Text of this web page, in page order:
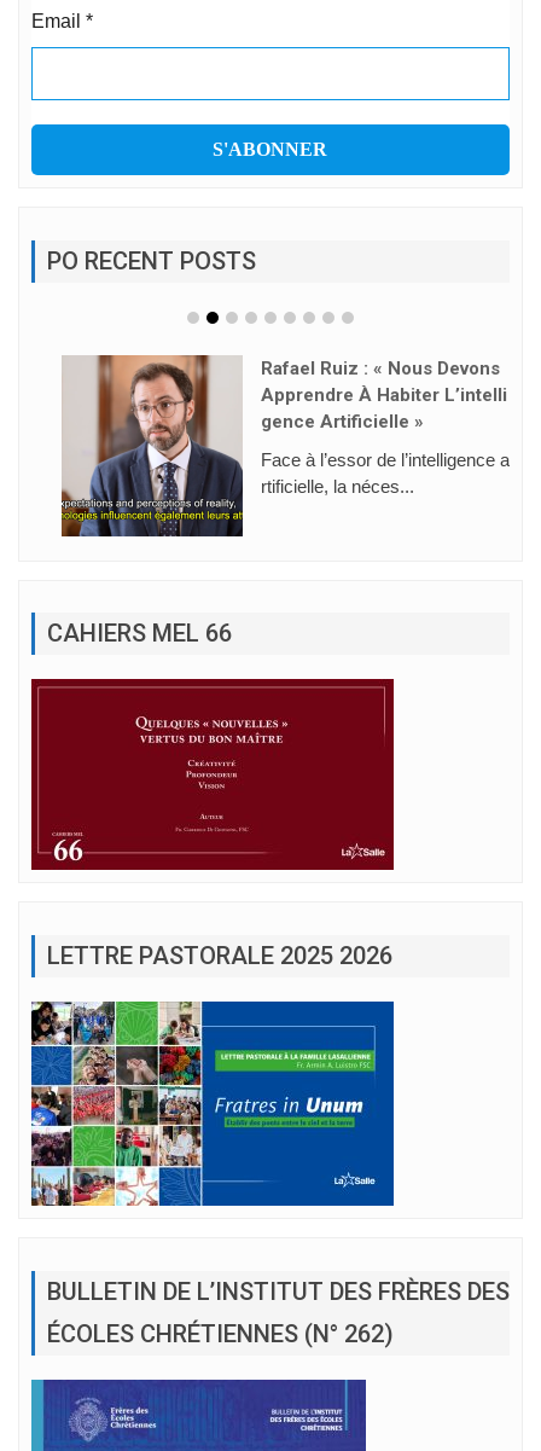
Email *
PO RECENT POSTS
Rafael Ruiz : « Nous Devons
Apprendre À Habiter L’intelli
Gence Artificielle »
Face à l’essor de l’intelligence a
rtificielle, la néces...
CAHIERS MEL 66
LETTRE PASTORALE 2025 2026
BULLETIN DE L’INSTITUT DES FRÈRES DES
ÉCOLES CHRÉTIENNES (N° 262)